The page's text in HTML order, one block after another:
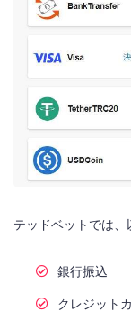
テッドベットでは、
銀行振込
クレジット